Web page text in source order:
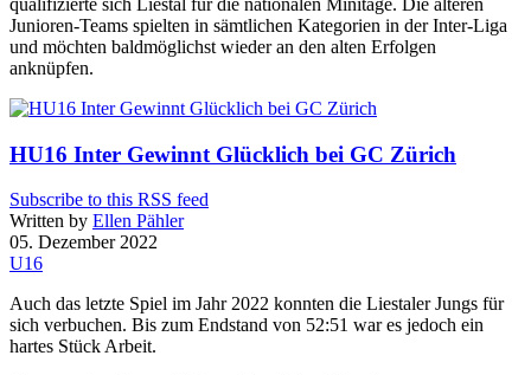
Junioren-Teams spielten in sämtlichen Kategorien in der Inter-Liga
und möchten baldmöglichst wieder an den alten Erfolgen
anknüpfen.
HU16 Inter Gewinnt Glücklich bei GC Zürich
Subscribe to this RSS feed
Written by Ellen Pähler
05. Dezember 2022
U16
Auch das letzte Spiel im Jahr 2022 konnten die Liestaler Jungs für
sich verbuchen. Bis zum Endstand von 52:51 war es jedoch ein
hartes Stück Arbeit.